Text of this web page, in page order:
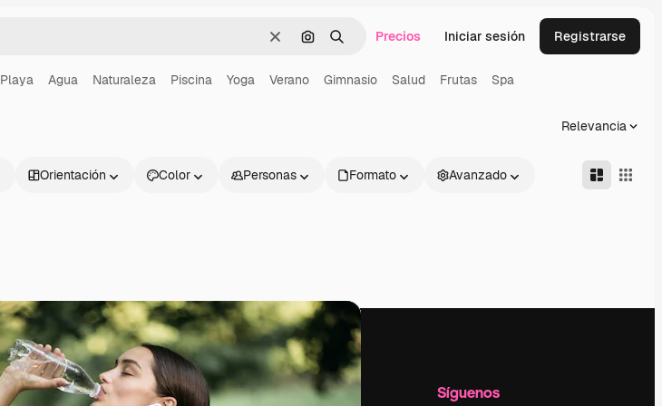
BorrarBuscar por imagen
BuscarPrecios Iniciar sesión Registrarse
Playa Agua Naturaleza Piscina Yoga Verano Gimnasio Salud Frutas Spa
Relevancia
Orientación Color Personas Formato Avanzado
Productos Información útil Empresa Síguenos